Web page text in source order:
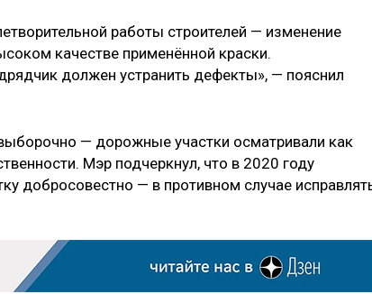
работы строителей — изменение
качестве применённой краски.
должен устранить дефекты», — пояснил
— дорожные участки осматривали как
Мэр подчеркнул, что в 2020 году
добросовестно — в противном случае